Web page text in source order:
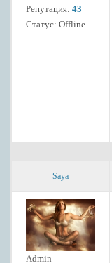
Репутация: 43
Статус: Offline
Saya
Admin